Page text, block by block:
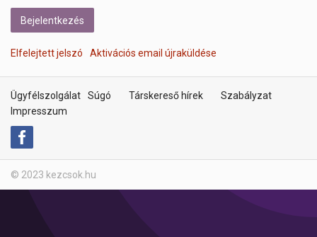
Elfelejtett jelszó Aktivációs email újraküldése
Ügyfélszolgálat Súgó Társkereső hírek
Szabályzat
Impresszum
© 2023 kezcsok.hu